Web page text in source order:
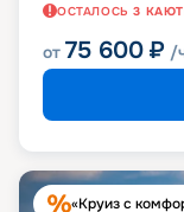
ОСТАЛОСЬ 3
от 75 600 ₽ /
«Круиз с